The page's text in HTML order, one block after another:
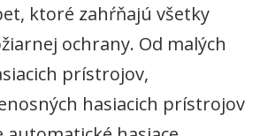
ktoré zahŕňajú všetky
ochrany. Od malých
prístrojov,
hasiacich prístrojov